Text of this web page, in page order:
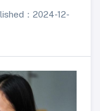
：2024-12-